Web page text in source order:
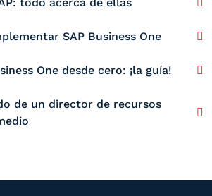
SAP Business One
One desde cero: ¡la guía!
de un director de recursos